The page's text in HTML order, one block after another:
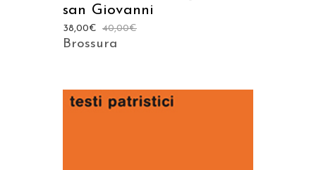
san Giovanni
40,00€
38,00€
Brossura